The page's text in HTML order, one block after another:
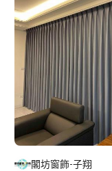
閣坊窗飾-子翔